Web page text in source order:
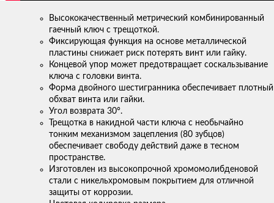
Высококачественный метрический комбинированный
гаечный ключ с трещоткой.
Фиксирующая функция на основе металлической
пластины снижает риск потерять винт или гайку.
Концевой упор может предотвращает соскальзывание
ключа с головки винта.
Форма двойного шестигранника обеспечивает плотный
обхват винта или гайки.
Угол возврата 30°.
Трещотка в накидной части ключа с необычайно
тонким механизмом зацепления (80 зубцов)
обеспечивает свободу действий даже в тесном
пространстве.
Изготовлен из высокопрочной хромомолибденовой
стали с никельхромовым покрытием для отличной
защиты от коррозии.